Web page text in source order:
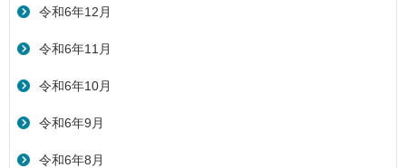
令和6年12月
令和6年11月
令和6年10月
令和6年9月
令和6年8月